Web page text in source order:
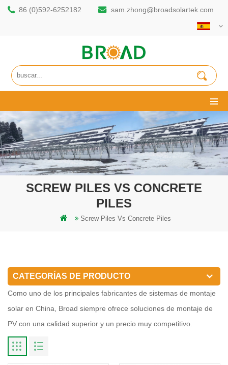
86 (0)592-6252182 sam.zhong@broadsolartek.com
SCREW PILES VS CONCRETE
PILES
Screw Piles Vs Concrete Piles
CATEGORÍAS DE PRODUCTO
Como uno de los principales fabricantes de sistemas de montaje
solar en China, Broad siempre ofrece soluciones de montaje de
PV con una calidad superior y un precio muy competitivo.